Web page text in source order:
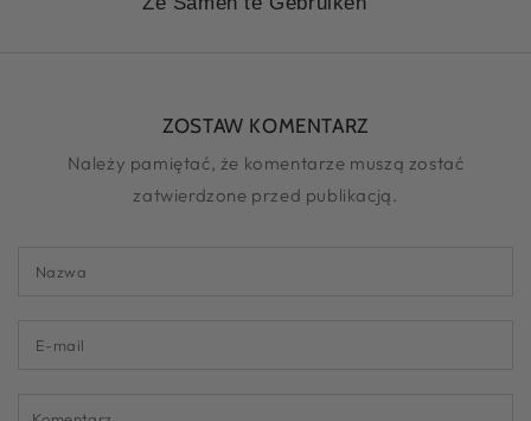
ZOSTAW KOMENTARZ
Należy pamiętać, że komentarze muszą zostać
zatwierdzone przed publikacją.
Nazwa
Komentarz